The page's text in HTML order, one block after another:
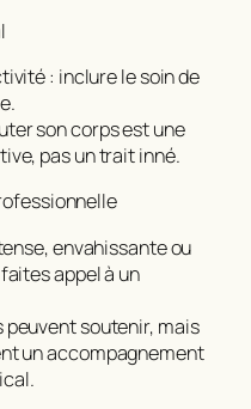
: inclure le soin de
son corps est une
pas un trait inné.
envahissante ou
appel à un
peuvent soutenir, mais
un accompagnement